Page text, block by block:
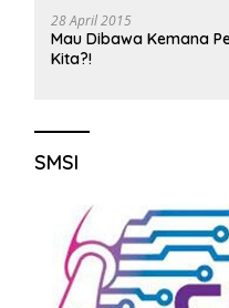
28 April 2015
Mau Dibawa Kemana
Kita?!
SMSI